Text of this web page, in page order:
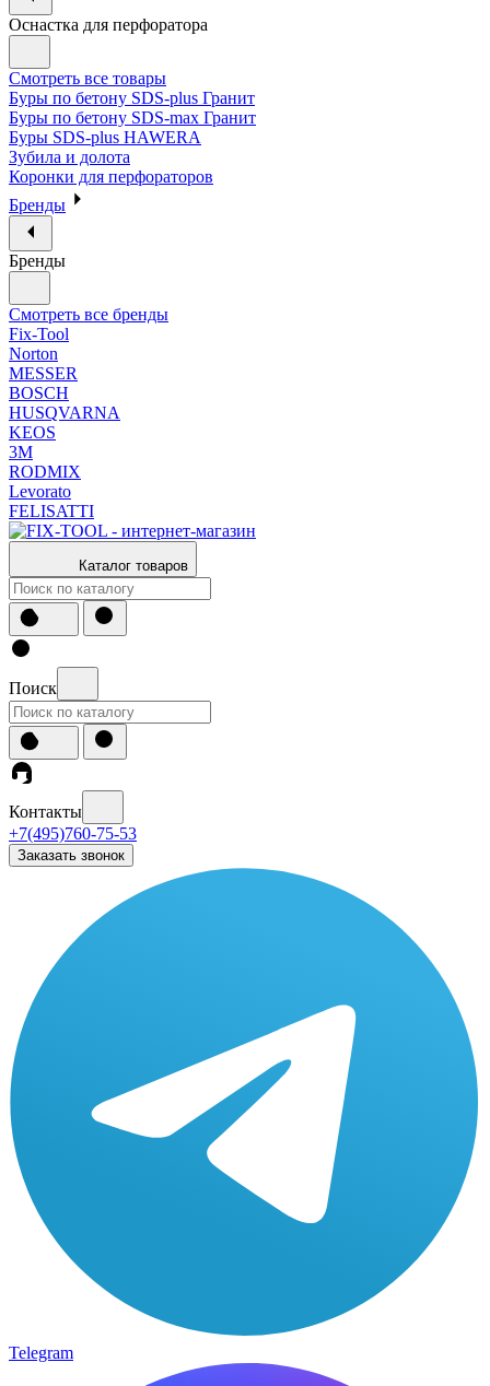
Оснастка для перфоратора
Смотреть все товары
Буры по бетону SDS-plus Гранит
Буры по бетону SDS-max Гранит
Буры SDS-plus HAWERA
Зубила и долота
Коронки для перфораторов
Бренды
Бренды
Смотреть все бренды
Fix-Tool
Norton
MESSER
BOSCH
HUSQVARNA
KEOS
3М
RODMIX
Levorato
FELISATTI
Каталог товаров
Поиск
Контакты
+7(495)760-75-53
Заказать звонок
Telegram